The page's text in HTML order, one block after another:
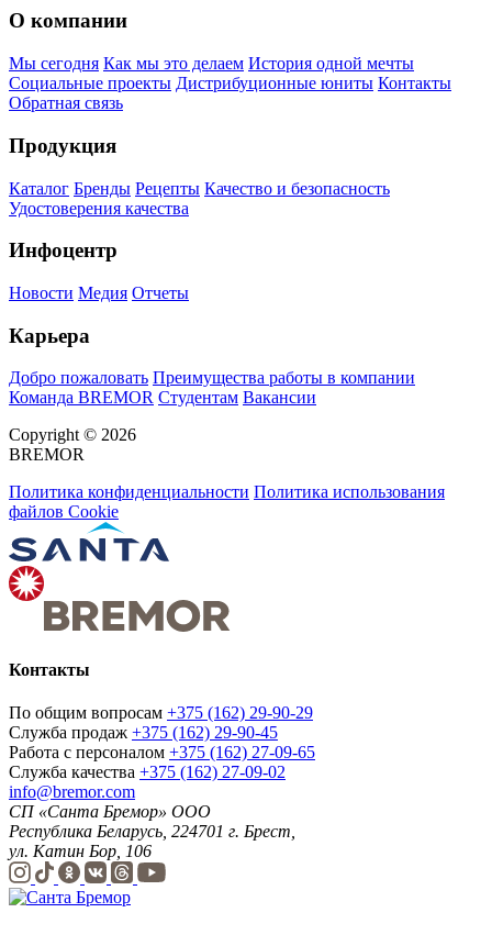
О компании
Мы сегодня Как мы это делаем История одной мечты
Социальные проекты Дистрибуционные юниты Контакты
Обратная связь
Продукция
Каталог Бренды Рецепты Качество и безопасность
Удостоверения качества
Инфоцентр
Новости Медия Отчеты
Карьера
Добро пожаловать Преимущества работы в компании
Команда BREMOR Студентам Вакансии
Copyright © 2026
BREMOR
Политика конфиденциальности Политика использования
файлов Cookie
Контакты
По общим вопросам +375 (162) 29-90-29
Служба продаж +375 (162) 29-90-45
Работа с персоналом +375 (162) 27-09-65
Служба качества +375 (162) 27-09-02
info@bremor.com
СП «Санта Бремор» ООО
Республика Беларусь, 224701 г. Брест,
ул. Катин Бор, 106